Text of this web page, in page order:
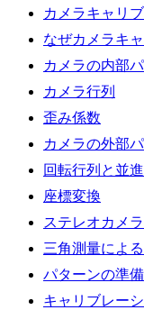
カメラキャリ
なぜカメラキ
カメラの内部パ
カメラ行列
歪み係数
カメラの外部パ
回転行列と並
座標変換
ステレオカメ
三角測量によ
パターンの準
キャリブレー